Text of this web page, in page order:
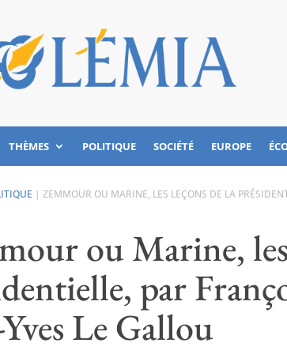
THÈMES POLITIQUE SOCIÉTÉ EUROPE
|ZEMMOUR OU MARINE, LES LEÇONS DE LA
ou Marine,
par
Le Gallou